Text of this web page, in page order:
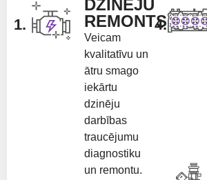
1.
DZINĒJU
REMONTS
Veicam
kvalitatīvu un
ātru smago
iekārtu
dzinēju
darbības
traucējumu
diagnostiku
un remontu.
4.